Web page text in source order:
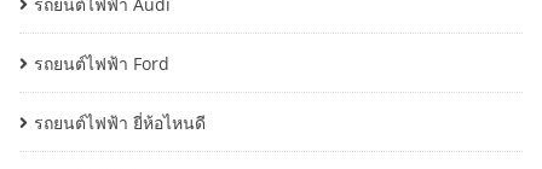
รถยนต์ไฟฟ้า Ford
รถยนต์ไฟฟ้า ยี่ห้อไหนดี